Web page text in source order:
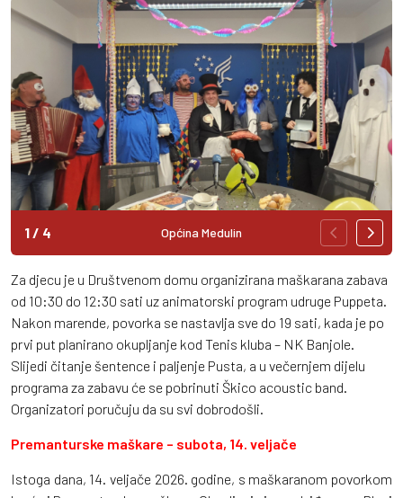
Općina Medulin
1/ 4
Za djecu je u Društvenom domu organizirana maškarana zabava
od 10:30 do 12:30 sati uz animatorski program udruge Puppeta.
Nakon marende, povorka se nastavlja sve do 19 sati, kada je po
prvi put planirano okupljanje kod Tenis kluba – NK Banjole.
Slijedi čitanje šentence i paljenje Pusta, a u večernjem dijelu
programa za zabavu će se pobrinuti Škico acoustic band.
Organizatori poručuju da su svi dobrodošli.
Premanturske maškare – subota, 14. veljače
Istoga dana, 14. veljače 2026. godine, s maškaranom povorkom